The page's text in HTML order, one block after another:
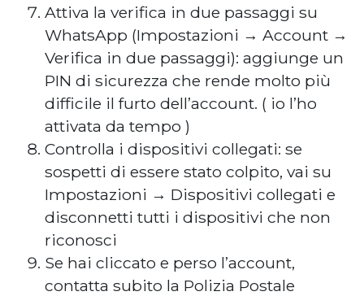
Attiva la verifica in due passaggi su
WhatsApp (Impostazioni → Account →
Verifica in due passaggi): aggiunge un
PIN di sicurezza che rende molto più
difficile il furto dell’account. ( io l’ho
attivata da tempo )
Controlla i dispositivi collegati: se
sospetti di essere stato colpito, vai su
Impostazioni → Dispositivi collegati e
disconnetti tutti i dispositivi che non
riconosci
Se hai cliccato e perso l’account,
contatta subito la Polizia Postale